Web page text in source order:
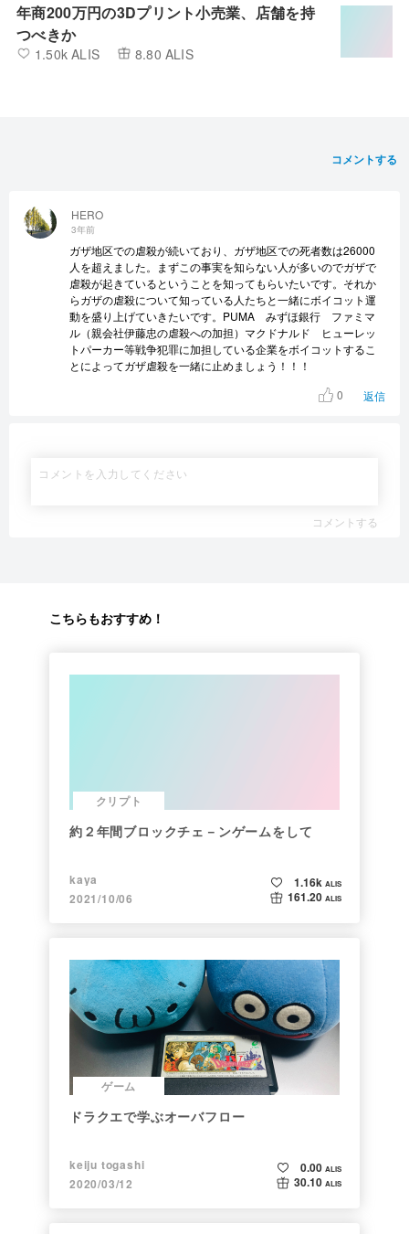
年商200万円の3Dプリント小売業、店舗を持
つべきか
1.50k ALIS 8.80 ALIS
コメントする
HERO
3年前
ガザ地区での虐殺が続いており、ガザ地区での死者数は26000
人を超えました。まずこの事実を知らない人が多いのでガザで
虐殺が起きているということを知ってもらいたいです。それか
らガザの虐殺について知っている人たちと一緒にボイコット運
動を盛り上げていきたいです。PUMA みずほ銀行 ファミマ
ル（親会社伊藤忠の虐殺への加担）マクドナルド ヒューレッ
トパーカー等戦争犯罪に加担している企業をボイコットするこ
とによってガザ虐殺を一緒に止めましょう！！！
0
返信
コメントする
こちらもおすすめ！
クリプト
約２年間ブロックチェ－ンゲームをして
kaya
2021/10/06
1.16k ALIS
161.20 ALIS
ゲーム
ドラクエで学ぶオーバフロー
keiju togashi
2020/03/12
0.00 ALIS
30.10 ALIS